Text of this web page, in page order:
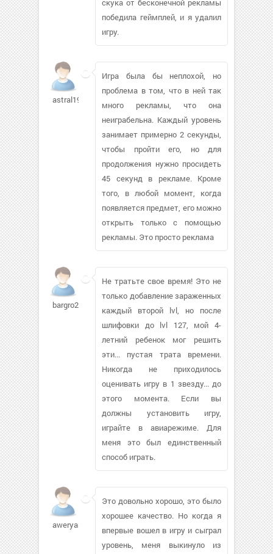
скука от бесконечной рекламы
победила геймплей, и я удалил
игру.
astral1987
Игра была бы неплохой, но
проблема в том, что в ней так
много рекламы, что она
неиграбельна. Каждый уровень
занимает примерно 2 секунды,
чтобы пройти его, но для
продолжения нужно просидеть
45 секунд в рекламе. Кроме
того, в любой момент, когда
появляется предмет, его можно
открыть только с помощью
рекламы. Это просто реклама
bargro2001491
Не тратьте свое время! Это не
только добавление зараженных
каждый второй lvl, но после
шлифовки до lvl 127, мой 4-
летний ребенок мог решить
эти... пустая трата времени.
Никогда не приходилось
оценивать игру в 1 звезду... до
этого момента. Если вы
должны установить игру,
играйте в авиарежиме. Для
меня это был единственный
способ играть.
aweryan
Это довольно хорошо, это было
хорошее качество. Но когда я
впервые вошел в игру и сыграл
уровень, меня выкинуло из